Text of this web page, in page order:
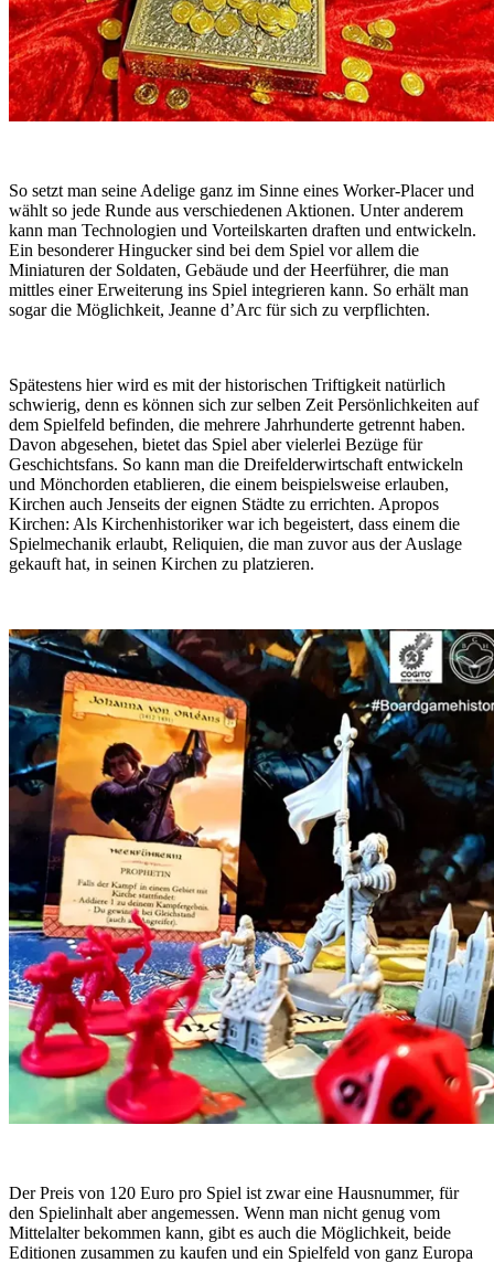
So setzt man seine Adelige ganz im Sinne eines Worker-Placer und
wählt so jede Runde aus verschiedenen Aktionen. Unter anderem
kann man Technologien und Vorteilskarten draften und entwickeln.
Ein besonderer Hingucker sind bei dem Spiel vor allem die
Miniaturen der Soldaten, Gebäude und der Heerführer, die man
mittles einer Erweiterung ins Spiel integrieren kann. So erhält man
sogar die Möglichkeit, Jeanne d’Arc für sich zu verpflichten.
Spätestens hier wird es mit der historischen Triftigkeit natürlich
schwierig, denn es können sich zur selben Zeit Persönlichkeiten auf
dem Spielfeld befinden, die mehrere Jahrhunderte getrennt haben.
Davon abgesehen, bietet das Spiel aber vielerlei Bezüge für
Geschichtsfans. So kann man die Dreifelderwirtschaft entwickeln
und Mönchorden etablieren, die einem beispielsweise erlauben,
Kirchen auch Jenseits der eignen Städte zu errichten. Apropos
Kirchen: Als Kirchenhistoriker war ich begeistert, dass einem die
Spielmechanik erlaubt, Reliquien, die man zuvor aus der Auslage
gekauft hat, in seinen Kirchen zu platzieren.
Der Preis von 120 Euro pro Spiel ist zwar eine Hausnummer, für
den Spielinhalt aber angemessen. Wenn man nicht genug vom
Mittelalter bekommen kann, gibt es auch die Möglichkeit, beide
Editionen zusammen zu kaufen und ein Spielfeld von ganz Europa